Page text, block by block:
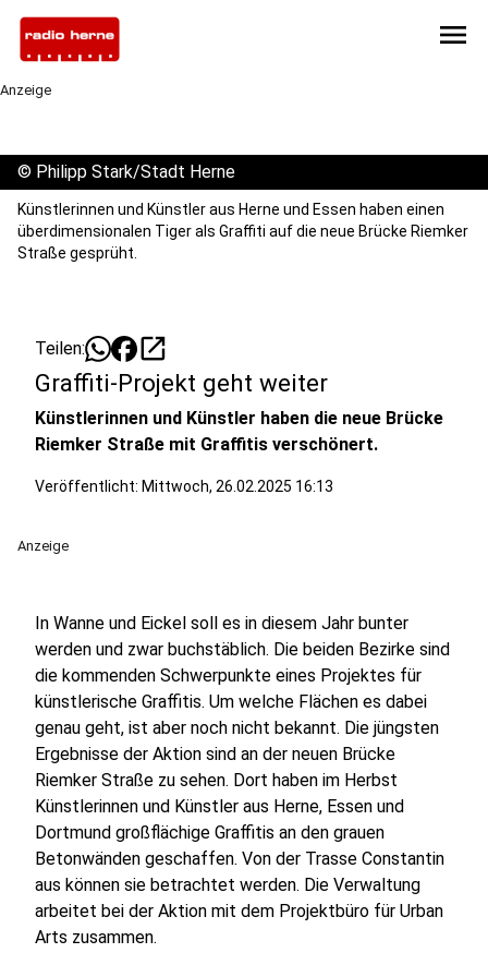
menu
Anzeige
© Philipp Stark/Stadt Herne
Künstlerinnen und Künstler aus Herne und Essen haben einen
überdimensionalen Tiger als Graffiti auf die neue Brücke Riemker
Straße gesprüht.
Teilen: open_in_new
Graffiti-Projekt geht weiter
Künstlerinnen und Künstler haben die neue Brücke
Riemker Straße mit Graffitis verschönert.
Veröffentlicht: Mittwoch, 26.02.2025 16:13
Anzeige
In Wanne und Eickel soll es in diesem Jahr bunter
werden und zwar buchstäblich. Die beiden Bezirke sind
die kommenden Schwerpunkte eines Projektes für
künstlerische Graffitis. Um welche Flächen es dabei
genau geht, ist aber noch nicht bekannt. Die jüngsten
Ergebnisse der Aktion sind an der neuen Brücke
Riemker Straße zu sehen. Dort haben im Herbst
Künstlerinnen und Künstler aus Herne, Essen und
Dortmund großflächige Graffitis an den grauen
Betonwänden geschaffen. Von der Trasse Constantin
aus können sie betrachtet werden. Die Verwaltung
arbeitet bei der Aktion mit dem Projektbüro für Urban
Arts zusammen.